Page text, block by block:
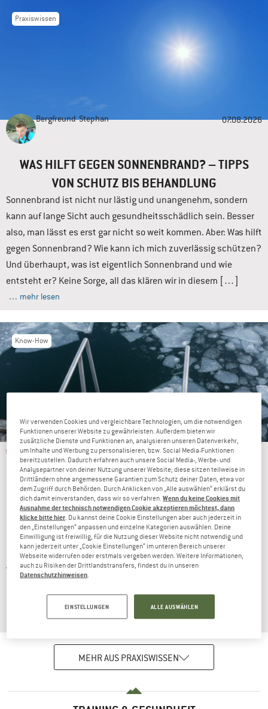
Praxiswissen
Bergfreund Stephan 07.08.2026
WAS HILFT GEGEN SONNENBRAND? – TIPPS
VON SCHUTZ BIS BEHANDLUNG
Sonnenbrand ist nicht nur lästig und unangenehm, sondern
kann auf lange Sicht auch gesundheitsschädlich sein. Besser
also, man lässt es erst gar nicht so weit kommen. Aber: Was hilft
gegen Sonnenbrand? Wie kann ich mich zuverlässig schützen?
Und überhaupt, was ist eigentlich Sonnenbrand und wie
entsteht er? Keine Sorge, all das klären wir in diesem […]
… mehr lesen
Know-How
Bergfreundin Anna 13.01.2026
EISBADEN TUT DER PSYCHE GUT – SO MACHST
DU ES RICHTIG
Eisbaden ist ein Hype in vielen Ländern in Europa. Eigentlich
kommt die Tradition aus den nordischen Ländern, zum Beispiel
Dänemark, Norwegen oder Finnland. Hier lädt die Nähe zum
Wasser Schwimmerinnen und Schwimmer ein, im Winter ein
anders. Hier können wir in Städten wie München […]
… mehr lesen
MEHR AUS PRAXISWISSEN
Wir verwenden Cookies und vergleichbare Technologien, um die notwendigen
Funktionen unserer Website zu gewährleisten. Außerdem bieten wir
zusätzliche Dienste und Funktionen an, analysieren unseren Datenverkehr,
um Inhalte und Werbung zu personalisieren, bzw. Social Media-Funktionen
bereitzustellen. Dadurch erfahren auch unsere Social Media-, Werbe- und
Analysepartner von deiner Nutzung unserer Website; diese sitzen teilweise in
Drittländern ohne angemessene Garantien zum Schutz deiner Daten, etwa vor
dem Zugriff durch Behörden. Durch Anklicken von „Alle auswählen“ erklärst du
dich damit einverstanden, dass wir so verfahren.Wenn du keine Cookies mit
Ausnahme der technisch notwendigen Cookie akzeptieren möchtest, dann
klicke bitte hier. Du kannst deine Cookie Einstellungen aber auch jederzeit in
den „Einstellungen“ anpassen und einzelne Kategorien auswählen. Deine
Einwilligung ist freiwillig, für die Nutzung dieser Website nicht notwendig und
kann jederzeit unter „Cookie Einstellungen“ im unteren Bereich unserer
Webseite widerrufen oder erstmals vergeben werden. Weitere Informationen,
auch zu Risiken der Drittlandstransfers, findest du in unseren
Datenschutzhinweisen.
EINSTELLUNGEN ALLE AUSWÄHLEN